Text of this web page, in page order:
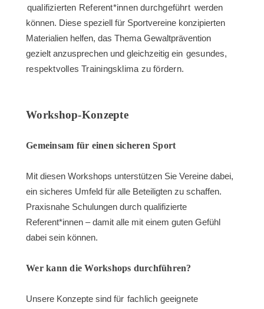
qualifizierten Referent*innen durchgeführt werden
können. Diese speziell für Sportvereine konzipierten
Materialien helfen, das Thema Gewaltprävention
gezielt anzusprechen und gleichzeitig ein gesundes,
respektvolles Trainingsklima zu fördern.
Workshop-Konzepte
Gemeinsam für einen sicheren Sport
Mit diesen Workshops unterstützen Sie Vereine dabei,
ein sicheres Umfeld für alle Beteiligten zu schaffen.
Praxisnahe Schulungen durch qualifizierte
Referent*innen – damit alle mit einem guten Gefühl
dabei sein können.
Wer kann die Workshops durchführen?
Unsere Konzepte sind für fachlich geeignete